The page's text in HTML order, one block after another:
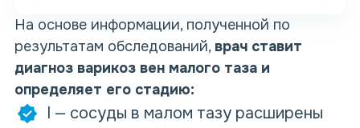
На основе информации, полученной по
результатам обследований, врач ставит
диагноз варикоз вен малого таза и
определяет его стадию:
I — сосуды в малом тазу расширены